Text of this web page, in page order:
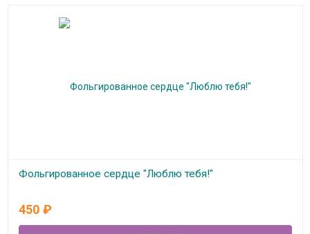
Фольгированное сердце "Люблю тебя!"
450 ₽